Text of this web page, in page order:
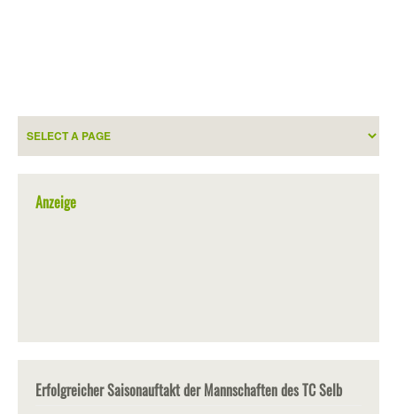
Anzeige
Erfolgreicher Saisonauftakt der Mannschaften des TC Selb